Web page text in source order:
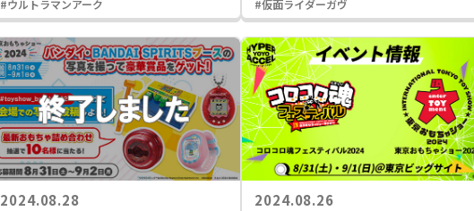
#ウルトラマンアーク
#仮面ライダーガヴ
2024.08.28 2024.08.26